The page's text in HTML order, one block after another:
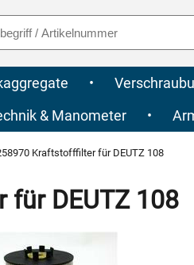
•
& Manometer •
Kraftstofffilter für DEUTZ 108
DEUTZ 108